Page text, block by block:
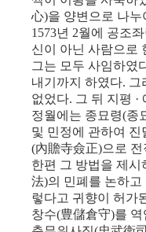
心)을 양변으로 나누
1573년 2월에 공조좌
신이 아닌 사람으로
그는 모두 사임하였
내기까지 하였다. 그
없었다. 그 뒤 지평 ·
정월에는 종묘령(종
및 민정에 관하여 진
(內贍寺僉正)으로 전
한편 그 방법을 제시
法)의 민폐를 논하고
렇다고 귀향이 허가
창수(豊儲倉守)를 역